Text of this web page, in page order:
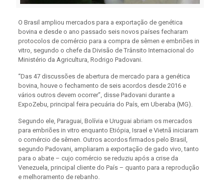
O Brasil ampliou mercados para a exportação de genética
bovina e desde o ano passado seis novos países fecharam
protocolos de comércio para a compra de sêmen e embriões in
vitro, segundo o chefe da Divisão de Trânsito Internacional do
Ministério da Agricultura, Rodrigo Padovani.
“Das 47 discussões de abertura de mercado para a genética
bovina, houve o fechamento de seis acordos desde 2016 e
vários outros devem ocorrer”, disse Padovani durante a
ExpoZebu, principal feira pecuária do País, em Uberaba (MG).
Segundo ele, Paraguai, Bolívia e Uruguai abriam os mercados
para embriões in vitro enquanto Etiópia, Israel e Vietnã iniciaram
o comércio de sêmen. Outros acordos firmados pelo Brasil,
segundo Padovani, ampliaram a exportação de gado vivo, tanto
para o abate – cujo comércio se reduziu após a crise da
Venezuela, principal cliente do País – quanto para a reprodução
e melhoramento de rebanho.